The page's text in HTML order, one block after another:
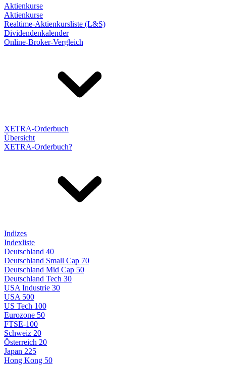
Aktienkurse
Aktienkurse
Realtime-Aktienkursliste (L&S)
Dividendenkalender
Online-Broker-Vergleich
XETRA-Orderbuch
Übersicht
XETRA-Orderbuch?
Indizes
Indexliste
Deutschland 40
Deutschland Small Cap 70
Deutschland Mid Cap 50
Deutschland Tech 30
USA Industrie 30
USA 500
US Tech 100
Eurozone 50
FTSE-100
Schweiz 20
Österreich 20
Japan 225
Hong Kong 50